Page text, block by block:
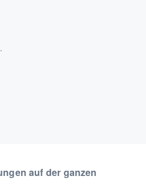
auf der ganzen